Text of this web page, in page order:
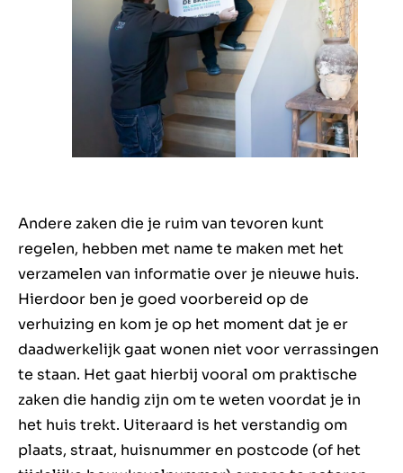
Andere zaken die je ruim van tevoren kunt
regelen, hebben met name te maken met het
verzamelen van informatie over je nieuwe huis.
Hierdoor ben je goed voorbereid op de
verhuizing en kom je op het moment dat je er
daadwerkelijk gaat wonen niet voor verrassingen
te staan. Het gaat hierbij vooral om praktische
zaken die handig zijn om te weten voordat je in
het huis trekt. Uiteraard is het verstandig om
plaats, straat, huisnummer en postcode (of het